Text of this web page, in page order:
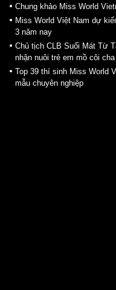
Chung khảo Miss World
Miss World Việt Nam dự kiến trở lại “đường đua” sắc đẹp trong tháng
3 năm nay
Chủ tịch CLB Suối Mát Từ Tâm Phạm Kim Dung cùng các Hoa Á hậu
nhận nuôi trẻ em mồ côi
Top 39 thí sinh Miss World Vietnam 2019 thả dáng chuẩn như người
mẫu chuyên nghiệp